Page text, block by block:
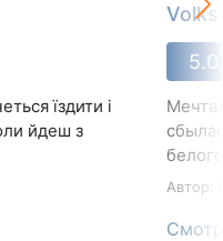
їздити і
йдеш з
5.0
Автор: